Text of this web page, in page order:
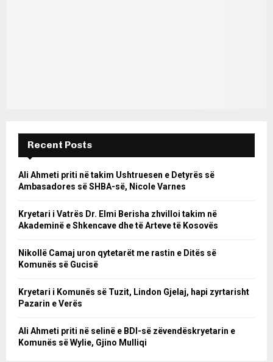
Recent Posts
Ali Ahmeti priti në takim Ushtruesen e Detyrës së
Ambasadores së SHBA-së, Nicole Varnes
Kryetari i Vatrës Dr. Elmi Berisha zhvilloi takim në
Akademinë e Shkencave dhe të Arteve të Kosovës
Nikollë Camaj uron qytetarët me rastin e Ditës së
Komunës së Gucisë
Kryetari i Komunës së Tuzit, Lindon Gjelaj, hapi zyrtarisht
Pazarin e Verës
Ali Ahmeti priti në selinë e BDI-së zëvendëskryetarin e
Komunës së Wylie, Gjino Mulliqi